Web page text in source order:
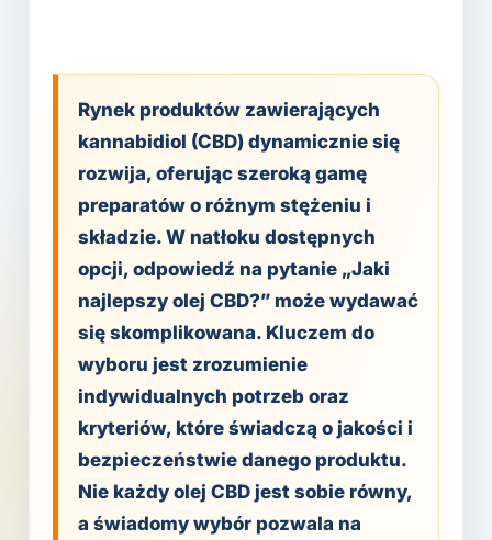
Rynek produktów zawierających
kannabidiol (CBD) dynamicznie się
rozwija, oferując szeroką gamę
preparatów o różnym stężeniu i
składzie. W natłoku dostępnych
opcji, odpowiedź na pytanie „Jaki
najlepszy olej CBD?” może wydawać
się skomplikowana. Kluczem do
wyboru jest zrozumienie
indywidualnych potrzeb oraz
kryteriów, które świadczą o jakości i
bezpieczeństwie danego produktu.
Nie każdy olej CBD jest sobie równy,
a świadomy wybór pozwala na